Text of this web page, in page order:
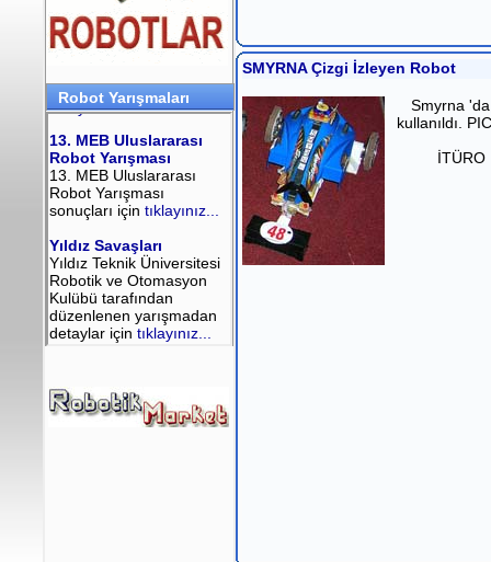
Robot Yarışmaları
SMYRNA Çizgi İzleyen Robot
Smyrna
kullanıldı.
İTÜRO